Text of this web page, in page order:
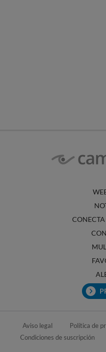
Aviso legal Política de
Condiciones de suscripción